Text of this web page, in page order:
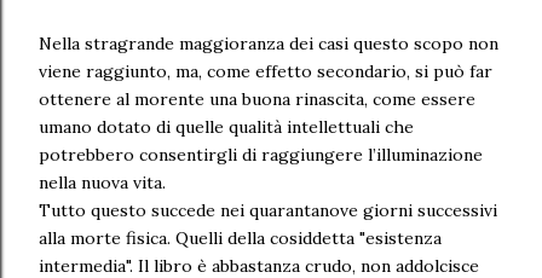
Nella stragrande maggioranza dei casi questo scopo non
viene raggiunto, ma, come effetto secondario, si può far
ottenere al morente una buona rinascita, come essere
umano dotato di quelle qualità intellettuali che
potrebbero consentirgli di raggiungere l’illuminazione
nella nuova vita.
Tutto questo succede nei quarantanove giorni successivi
alla morte fisica. Quelli della cosiddetta "esistenza
intermedia". Il libro è abbastanza crudo, non addolcisce